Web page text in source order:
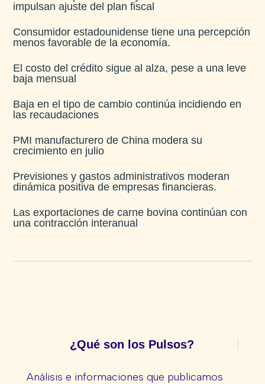
impulsan ajuste del plan fiscal​
Consumidor estadounidense tiene una percepción
menos favorable de la economía​.
El costo del crédito sigue al alza, pese a una leve
baja mensual​
Baja en el tipo de cambio continúa incidiendo en
las recaudaciones​
PMI manufacturero de China modera su
crecimiento en julio​
Previsiones y gastos administrativos moderan
dinámica positiva de empresas financieras​.
Las exportaciones de carne bovina continúan con
una contracción interanual
¿Qué son los Pulsos?
Análisis e informaciones que publicamos